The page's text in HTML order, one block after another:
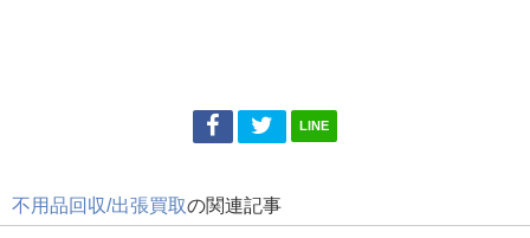
LINE
不用品回収/出張買取の関連記事